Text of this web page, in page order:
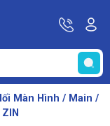
Hotline
08
69
67
68
69
Màn Hình / Main /